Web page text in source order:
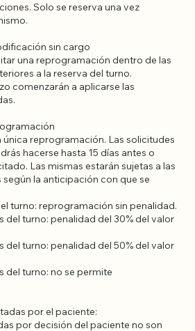
implica la lectura y aceptación plena
sin cargo
una reprogramación dentro de las
a la reserva del turno.
reprogramación. Las solicitudes
hacerse hasta 15 días antes o
Las mismas estarán sujetas a las
la anticipación con que se
turno: reprogramación sin penalidad.
del turno: penalidad del 30% del valor
del turno: penalidad del 50% del valor